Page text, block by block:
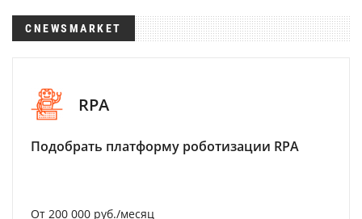
CNEWSMARKET
RPA
Подобрать платформу роботизации RPA
От 200 000 руб./месяц